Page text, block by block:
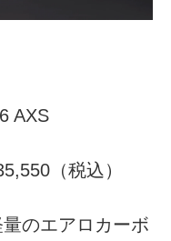
AXS
（税込）
のエアロカーボ